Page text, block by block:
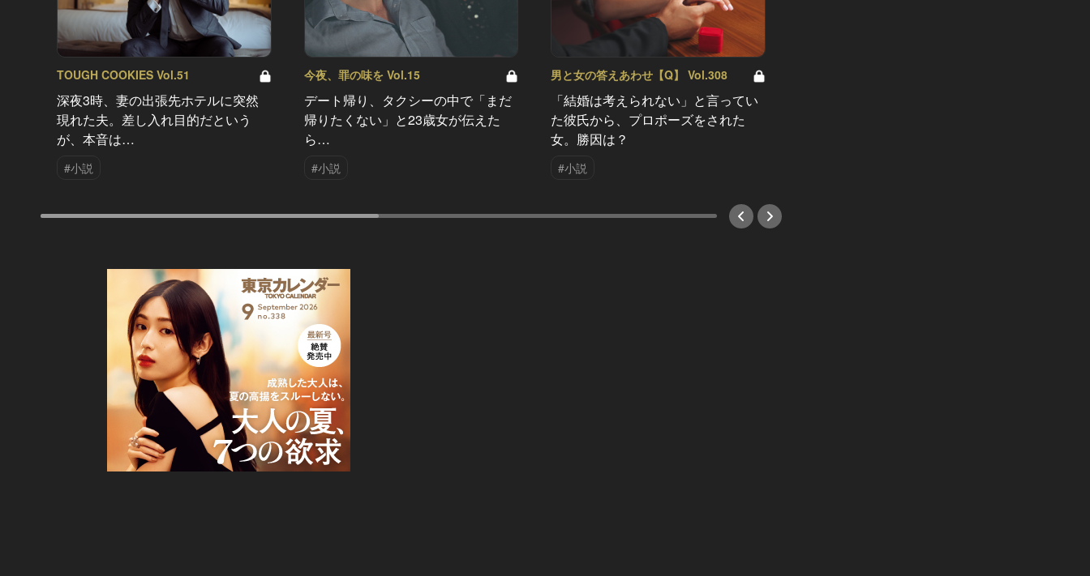
TOUGH COOKIES Vol.51
深夜3時、妻の出張先ホテルに突然
現れた夫。差し入れ目的だという
が、本音は…
#小説
今夜、罪の味を Vol.15
デート帰り、タクシーの中で「まだ
帰りたくない」と23歳女が伝えた
ら…
#小説
男と女の答えあわせ【Q】 Vol.308
「結婚は考えられない」と言ってい
た彼氏から、プロポーズをされた
女。勝因は？
#小説